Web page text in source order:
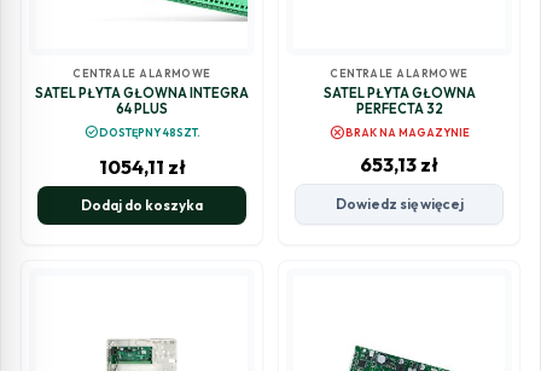
CENTRALE ALARMOWE
SATEL PŁYTA GŁÓWNA INTEGRA
64 PLUS
check_circleDOSTĘPNY 48SZT.
1054,11 zł
Dodaj do koszyka
CENTRALE ALARMOWE
SATEL PŁYTA GŁÓWNA
PERFECTA 32
cancelBRAK NA MAGAZYNIE
653,13 zł
Dowiedz się więcej